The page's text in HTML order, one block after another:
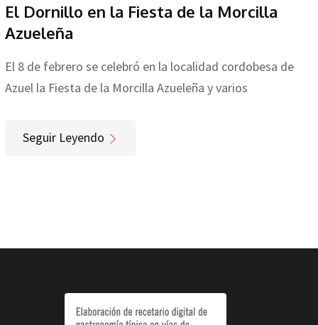
El Dornillo en la Fiesta de la Morcilla
Azueleña
El 8 de febrero se celebró en la localidad cordobesa de
Azuel la Fiesta de la Morcilla Azueleña y varios
Seguir Leyendo